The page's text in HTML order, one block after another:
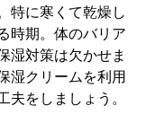
特に寒くて乾燥し
時期。体のバリア
湿対策は欠かせま
湿クリームを利用
夫をしましょう。